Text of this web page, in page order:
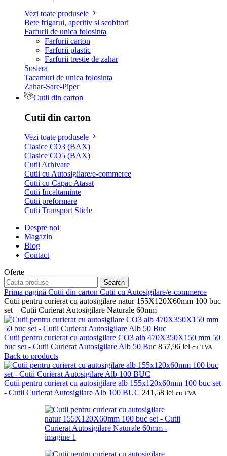
Vezi toate produsele
Bete frigarui, aperitiv si scobitori
Farfurii de unica folosinta
Farfurii carton
Farfurii plastic
Farfurii trestie de zahar
Sosiera
Tacamuri de unica folosinta
Zahar-Sare-Piper
Cutii din carton
Cutii din carton
Vezi toate produsele
Clasice CO3 (BAX)
Clasice CO5 (BAX)
Cutii Arhivare
Cutii cu Autosigilare/e-commerce
Cutii cu Capac Atasat
Cutii Incaltaminte
Cutii preformare
Cutii Transport Sticle
Despre noi
Magazin
Blog
Contact
Oferte
Search
Prima pagină Cutii din carton Cutii cu Autosigilare/e-commerce
Cutii pentru curierat cu autosigilare natur 155X120X60mm 100 buc
set – Cutii Curierat Autosigilare Naturale 60mm
Cutii pentru curierat cu autosigilare CO3 alb 470X350X150 mm 50
buc set - Cutii Curierat Autosigilare Alb 50 Buc 857,96 lei cu TVA
Back to products
Cutii pentru curierat cu autosigilare alb 155x120x60mm 100 buc set
- Cutii Curierat Autosigilare Alb 100 BUC 241,58 lei cu TVA